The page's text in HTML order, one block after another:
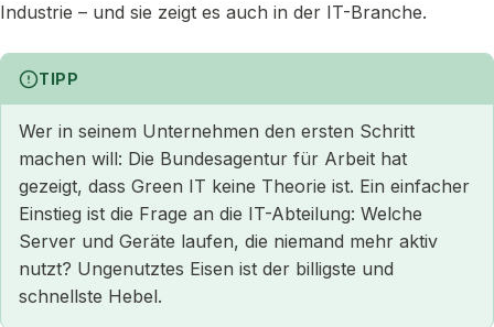
Industrie – und sie zeigt es auch in der IT-Branche.
TIPP
Wer in seinem Unternehmen den ersten Schritt
machen will: Die Bundesagentur für Arbeit hat
gezeigt, dass Green IT keine Theorie ist. Ein einfacher
Einstieg ist die Frage an die IT-Abteilung: Welche
Server und Geräte laufen, die niemand mehr aktiv
nutzt? Ungenutztes Eisen ist der billigste und
schnellste Hebel.